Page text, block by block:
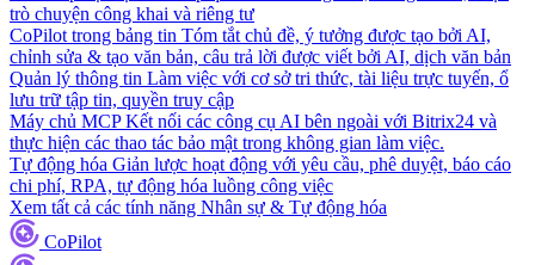
trò chuyện công khai và riêng tư
CoPilot trong bảng tin Tóm tắt chủ đề, ý tưởng được tạo bởi AI,
chỉnh sửa & tạo văn bản, câu trả lời được viết bởi AI, dịch văn bản
Quản lý thông tin Làm việc với cơ sở tri thức, tài liệu trực tuyến, ổ
lưu trữ tập tin, quyền truy cập
Máy chủ MCP Kết nối các công cụ AI bên ngoài với Bitrix24 và
thực hiện các thao tác bảo mật trong không gian làm việc.
Tự động hóa Giản lược hoạt động với yêu cầu, phê duyệt, báo cáo
chi phí, RPA, tự động hóa luồng công việc
Xem tất cả các tính năng Nhân sự & Tự động hóa
CoPilot